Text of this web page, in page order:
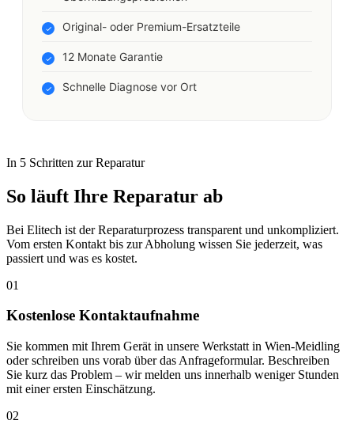
Original- oder Premium-Ersatzteile
12 Monate Garantie
Schnelle Diagnose vor Ort
In 5 Schritten zur Reparatur
So läuft Ihre Reparatur ab
Bei Elitech ist der Reparaturprozess transparent und unkompliziert.
Vom ersten Kontakt bis zur Abholung wissen Sie jederzeit, was
passiert und was es kostet.
01
Kostenlose Kontaktaufnahme
Sie kommen mit Ihrem Gerät in unsere Werkstatt in Wien-Meidling
oder schreiben uns vorab über das Anfrageformular. Beschreiben
Sie kurz das Problem – wir melden uns innerhalb weniger Stunden
mit einer ersten Einschätzung.
02